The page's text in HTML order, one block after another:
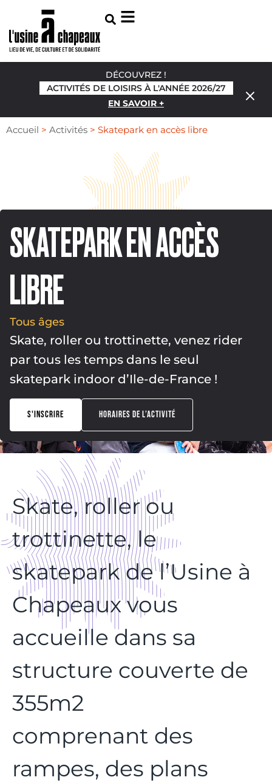
DÉCOUVREZ !
ACTIVITÉS DE LOISIRS À L'ANNÉE 2026/27
EN SAVOIR +
Accueil > Activités > Skatepark en accès libre
SKATEPARK EN ACCÈS
LIBRE
Tous âges
Skate, roller ou trottinette, venez rider
par tous les temps dans le seul
skatepark indoor d’Ile-de-France !
S'INSCRIRE HORAIRES DE L’ACTIVITÉ
Skate, roller ou
trottinette, le
skatepark de l’Usine à
Chapeaux vous
accueille dans sa
structure couverte de
355m2
comprenant des
rampes, des plans